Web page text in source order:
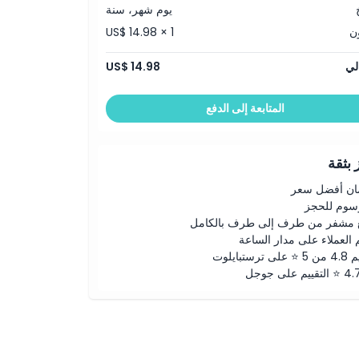
يوم شهر، سنة
US$ 14.98 × 1
US$ 14.98
المتابعة إلى الدفع
بثقة
أفضل سعر
للحجز
مشفر من طرف إلى طرف بالكامل
العملاء على مدار الساعة
على جوجل